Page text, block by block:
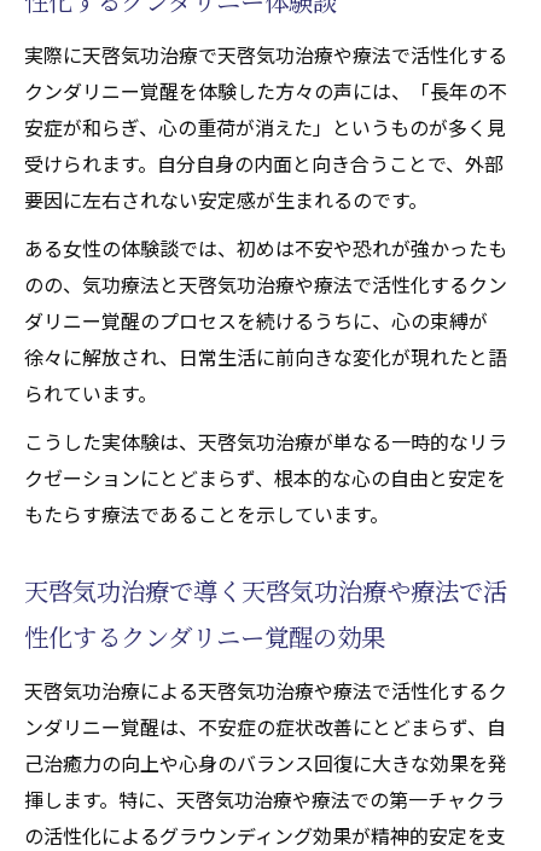
実際に天啓気功治療で天啓気功治療や療法で活性化する
クンダリニー覚醒を体験した方々の声には、「長年の不
安症が和らぎ、心の重荷が消えた」というものが多く見
受けられます。自分自身の内面と向き合うことで、外部
要因に左右されない安定感が生まれるのです。
ある女性の体験談では、初めは不安や恐れが強かったも
のの、気功療法と天啓気功治療や療法で活性化するクン
ダリニー覚醒のプロセスを続けるうちに、心の束縛が
徐々に解放され、日常生活に前向きな変化が現れたと語
られています。
こうした実体験は、天啓気功治療が単なる一時的なリラ
クゼーションにとどまらず、根本的な心の自由と安定を
もたらす療法であることを示しています。
天啓気功治療で導く天啓気功治療や療法で活
性化するクンダリニー覚醒の効果
天啓気功治療による天啓気功治療や療法で活性化するク
ンダリニー覚醒は、不安症の症状改善にとどまらず、自
己治癒力の向上や心身のバランス回復に大きな効果を発
揮します。特に、天啓気功治療や療法での第一チャクラ
の活性化によるグラウンディング効果が精神的安定を支